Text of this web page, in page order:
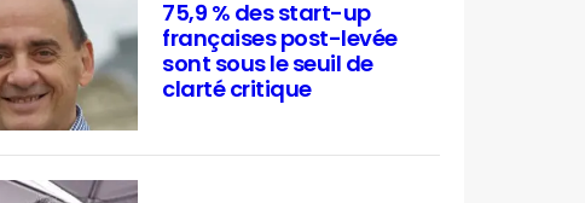
75,9 % des start-up
françaises post-levée
sont sous le seuil de
clarté critique